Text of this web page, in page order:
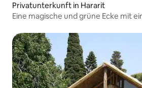
Privatunterkunft in Hararit
Eine magische und grüne Ecke mit